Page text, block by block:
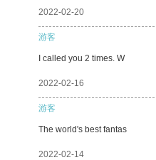
2022-02-20
游客
I called you 2 times. W
2022-02-16
游客
The world's best fantas
2022-02-14